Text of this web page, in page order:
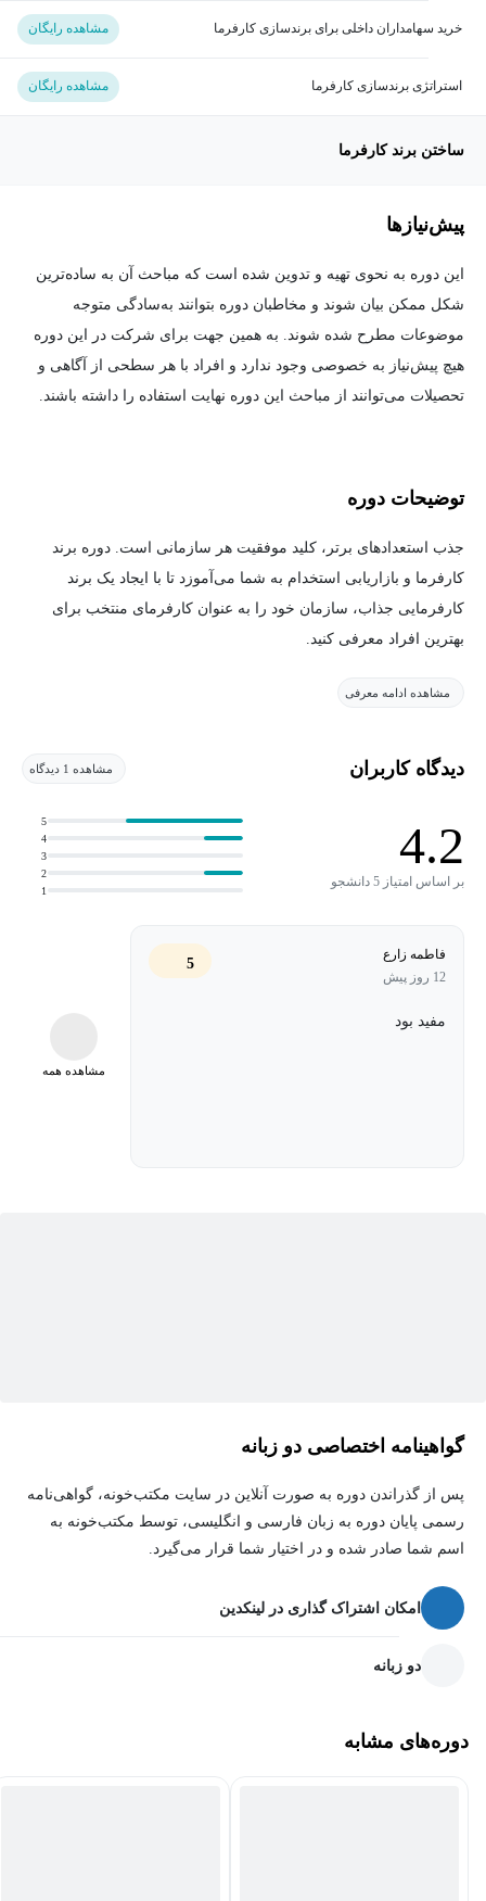
خرید سهامداران داخلی برای برندسازی کارفرما مشاهده رایگان
استراتژی برندسازی کارفرما مشاهده رایگان
ساختن برند کارفرما
پیش‌نیاز‌ها
این دوره به نحوی تهیه و تدوین شده است که مباحث آن به ساده‌ترین
شکل ممکن بیان شوند و مخاطبان دوره بتوانند به‌سادگی متوجه
موضوعات مطرح شده شوند. به همین جهت برای شرکت در این دوره
هیچ پیش‌نیاز به خصوصی وجود ندارد و افراد با هر سطحی از آگاهی و
تحصیلات می‌توانند از مباحث این دوره نهایت استفاده را داشته باشند.
توضیحات دوره
جذب استعدادهای برتر، کلید موفقیت هر سازمانی است. دوره برند
کارفرما و بازاریابی استخدام به شما می‌آموزد تا با ایجاد یک برند
کارفرمایی جذاب، سازمان خود را به عنوان کارفرمای منتخب برای
بهترین افراد معرفی کنید.
در این دوره، با نحوه‌ی تدوین و اجرای یک استراتژی برند کارفرما که
با تاکتیک‌های مختلف بازاریابی استخدام برای ایجاد هیجان، اعتبار و
اعتماد به سازمان خود، به منظور جذب حداکثری نیروی کار متخصص،
با شرکت در این دوره قادر خواهید بود:
قیف کامل استخدام (end-to-end hiring funnel) و نقش بازاریابی
اهداف برند کارفرما را تعیین کرده و منابع مورد نیاز برای دستیابی
استراتژی جذب نیروی قدرتمند ایجاد کرده و سازمان خود را به آهنربایی
برای جذب بهترین افراد تبدیل کنید!
مشاهده ادامه معرفی
دیدگاه کاربران مشاهده 1 دیدگاه
4.2
بر اساس امتیاز 5 دانشجو
1
2
3
4
5
فاطمه زارع
12 روز پیش
5
مفید بود
مشاهده همه
گواهینامه اختصاصی دو زبانه
پس از گذراندن دوره به صورت آنلاین در سایت مکتب‌خونه، گواهی‌نامه
رسمی پایان دوره به زبان فارسی و انگلیسی، توسط مکتب‌خونه به
اسم شما صادر شده و در اختیار شما قرار می‌گیرد.
امکان اشتراک گذاری در لینکدین
دو زبانه
دوره‌های مشابه